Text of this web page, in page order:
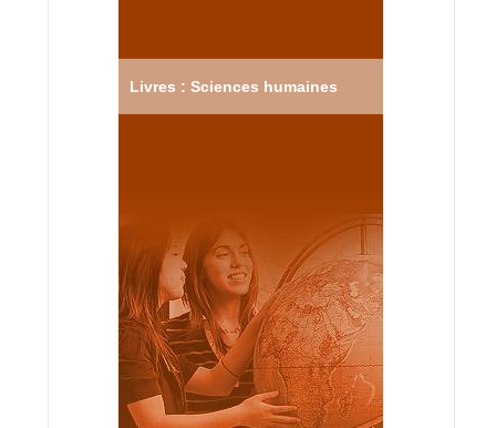
Livres : Sciences humaines